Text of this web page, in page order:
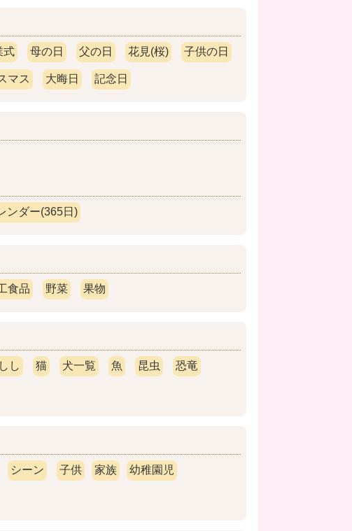
式 母の日 父の日 花見(桜) 子供の日
マス 大晦日 記念日
ンダー(365日)
食品 野菜 果物
し 猫 犬一覧 魚 昆虫 恐竜
シーン 子供 家族 幼稚園児